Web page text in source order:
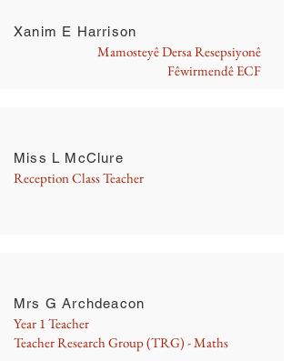
Xanim E Harrison
Mamosteyê Dersa Resepsiyonê
Fêwirmendê ECF
Miss L McClure
Reception Class Teacher
Mrs G Archdeacon
Year 1 Teacher
Teacher Research Group (TRG) - Maths